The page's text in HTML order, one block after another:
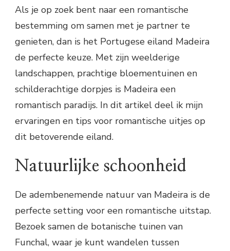
Als je op zoek bent naar een romantische
bestemming om samen met je partner te
genieten, dan is het Portugese eiland Madeira
de perfecte keuze. Met zijn weelderige
landschappen, prachtige bloementuinen en
schilderachtige dorpjes is Madeira een
romantisch paradijs. In dit artikel deel ik mijn
ervaringen en tips voor romantische uitjes op
dit betoverende eiland.
Natuurlijke schoonheid
De adembenemende natuur van Madeira is de
perfecte setting voor een romantische uitstap.
Bezoek samen de botanische tuinen van
Funchal, waar je kunt wandelen tussen